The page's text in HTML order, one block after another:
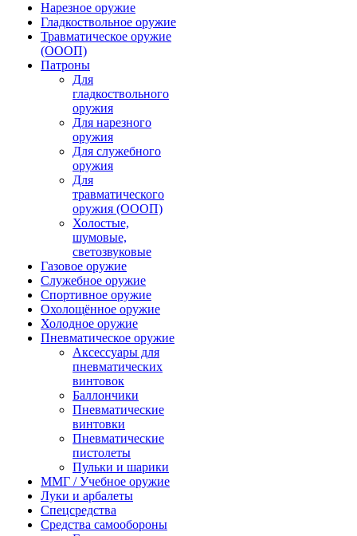
Нарезное оружие
Гладкоствольное оружие
Травматическое оружие
(ОООП)
Патроны
Для
гладкоствольного
оружия
Для нарезного
оружия
Для служебного
оружия
Для
травматического
оружия (ОООП)
Холостые,
шумовые,
светозвуковые
Газовое оружие
Служебное оружие
Спортивное оружие
Охолощённое оружие
Холодное оружие
Пневматическое оружие
Аксессуары для
пневматических
винтовок
Баллончики
Пневматические
винтовки
Пневматические
пистолеты
Пульки и шарики
ММГ / Учебное оружие
Луки и арбалеты
Спецсредства
Средства самообороны